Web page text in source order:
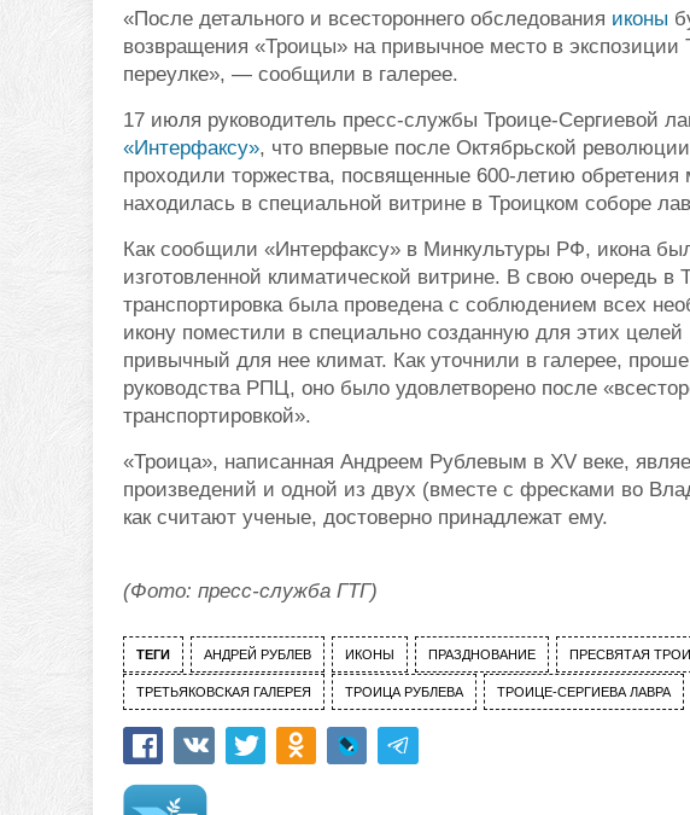
«После детального и всестороннего обследования иконы
возвращения «Троицы» на привычное место в экспозиции
переулке», — сообщили в галерее.
17 июля руководитель пресс-службы Троице-Сергиевой
«Интерфаксу», что впервые после Октябрьской
проходили торжества, посвященные 600-летию
находилась в специальной витрине в Троицком соборе
Как сообщили «Интерфаксу» в Минкультуры РФ, икона
изготовленной климатической витрине. В свою очередь в
транспортировка была проведена с соблюдением всех
икону поместили в специально созданную для этих целей
привычный для нее климат. Как уточнили в галерее,
руководства РПЦ, оно было удовлетворено после
транспортировкой».
«Троица», написанная Андреем Рублевым в XV веке,
произведений и одной из двух (вместе с фресками во
как считают ученые, достоверно принадлежат ему.
(Фото: пресс-служба ГТГ)
ТЕГИ АНДРЕЙ РУБЛЕВ ИКОНЫ ПРАЗДНОВАНИЕ ПРЕСВЯТАЯ
ТРЕТЬЯКОВСКАЯ ГАЛЕРЕЯ ТРОИЦА РУБЛЕВА ТРОИЦЕ-СЕРГИЕВА ЛАВРА